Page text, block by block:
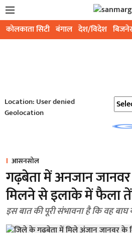
कोलकाता सिटी बंगाल देश/विदेश
Location: User denied
Geolocation
आसनसोल
गढ़बेता में अनजान
मिलने से इलाके में फैला
इस बात की पूरी संभावना है कि वह